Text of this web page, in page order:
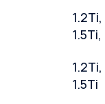
1.5Ti,
1.5Ti